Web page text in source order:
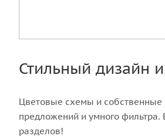
Стильный дизайн
Цветовые схемы и собственные
предложений и умного
разделов!